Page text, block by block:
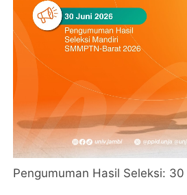
Pengumuman Hasil Seleksi: